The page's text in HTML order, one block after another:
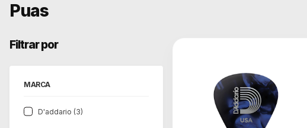
Puas
Filtrar por
MARCA
D'addario (3)